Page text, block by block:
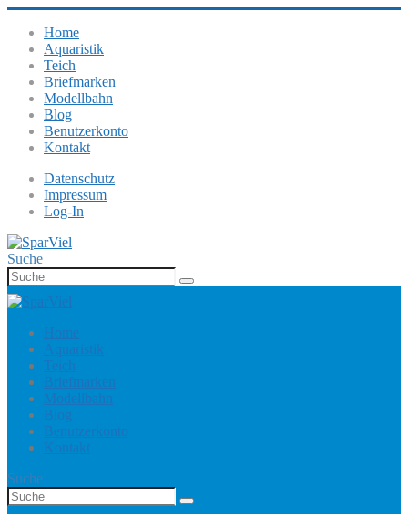
Home
Aquaristik
Teich
Briefmarken
Modellbahn
Blog
Benutzerkonto
Kontakt
Datenschutz
Impressum
Log-In
Suche
Home
Aquaristik
Teich
Briefmarken
Modellbahn
Blog
Benutzerkonto
Kontakt
Suche